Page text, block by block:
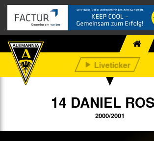
14 DANIEL
2000/2001